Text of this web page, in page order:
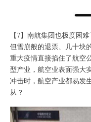
【7】南航集团也极度困
但雪崩般的退票、几十块
重大疫情直接掐住了航空
型产业，航空业表面强大
冲击时，航空产业都易发
从？